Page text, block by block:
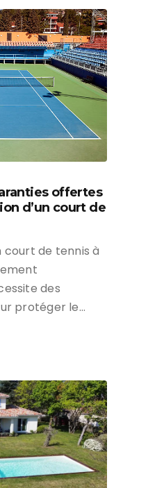
offertes
d’un court de
court de tennis à
des
protéger le…